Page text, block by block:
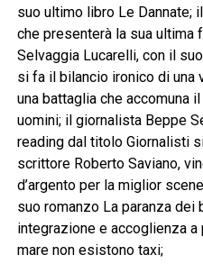
suo ultimo libro Le Dannate;
che presenterà la sua ultima
Selvaggia Lucarelli, con il
si fa il bilancio ironico di una
una battaglia che accomuna
uomini; il giornalista Beppe
reading dal titolo Giornalisti
scrittore Roberto Saviano,
d’argento per la miglior
suo romanzo La paranza dei
integrazione e accoglienza
mare non esistono taxi;